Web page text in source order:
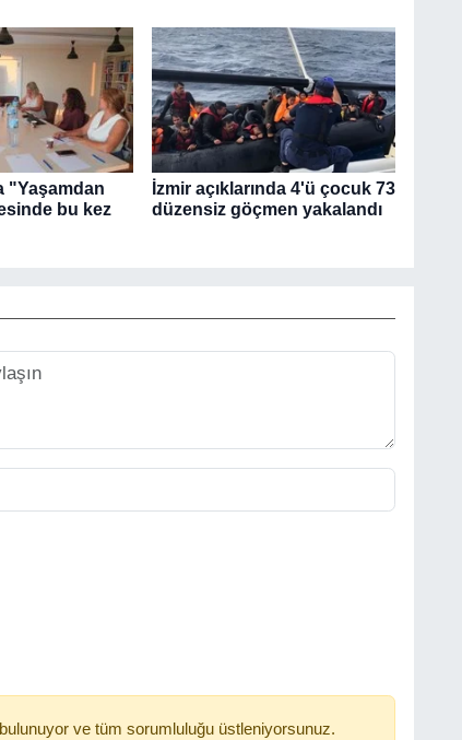
"Yaşamdan
bu kez
İzmir açıklarında 4'ü çocuk 73
düzensiz göçmen yakalandı
ve tüm sorumluluğu üstleniyorsunuz.